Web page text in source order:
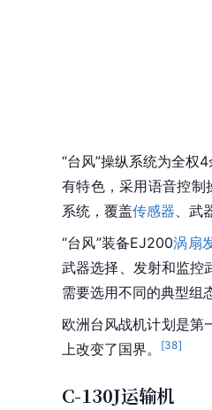
“台风”操纵系统为全权
有特色，采用语音控制
系统，覆盖传感器 、
“台风”装备EJ200涡扇
武器选择、发射和监控
需要选用不同的典型组
欧洲台风战机计划是第
上改变了国界。
[38]
C-130J运输机